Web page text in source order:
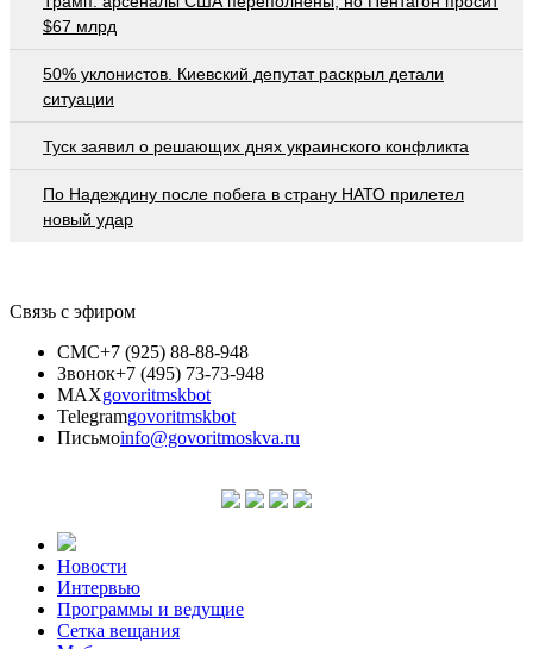
$67 млрд
50% уклонистов. Киевский депутат раскрыл детали
ситуации
Туск заявил о решающих днях украинского конфликта
По Надеждину после побега в страну НАТО прилетел
новый удар
Связь с эфиром
СМС+7 (925) 88-88-948
Звонок+7 (495) 73-73-948
MAXgovoritmskbot
Telegramgovoritmskbot
Письмоinfo@govoritmoskva.ru
Новости
Интервью
Программы и ведущие
Сетка вещания